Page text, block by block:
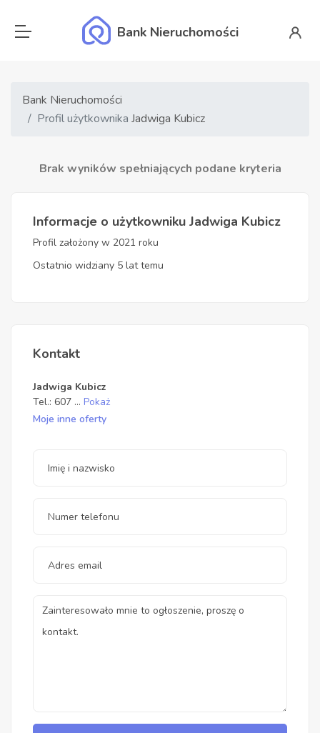
Bank Nieruchomości
Bank Nieruchomości
Profil użytkownika Jadwiga Kubicz
Brak wyników spełniających podane kryteria
Informacje o użytkowniku Jadwiga Kubicz
Profil założony w 2021 roku
Ostatnio widziany 5 lat temu
Kontakt
Jadwiga Kubicz
Tel.: 607 ... Pokaż
Moje inne oferty